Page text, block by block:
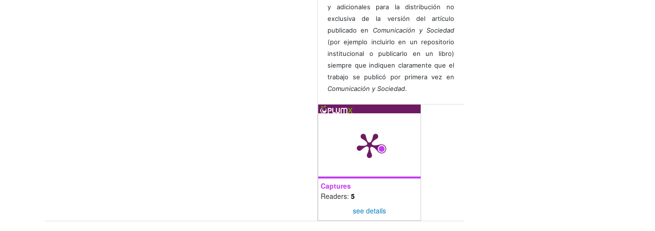
y adicionales para la distribución no
exclusiva de la versión del artículo
publicado en Comunicación y Sociedad
(por ejemplo incluirlo en un repositorio
institucional o publicarlo en un libro)
siempre que indiquen claramente que el
trabajo se publicó por primera vez en
Comunicación y Sociedad.
Captures
Readers: 5
see details